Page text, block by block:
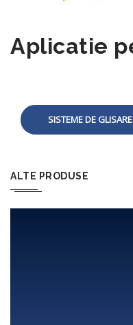
Aplicatie
SISTEME DE
ALTE PRODUSE